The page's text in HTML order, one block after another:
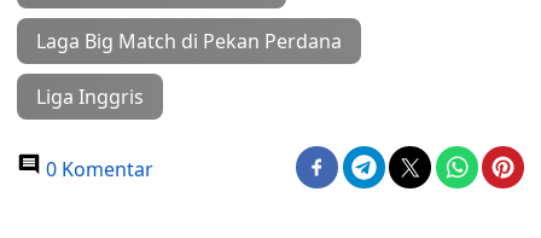
Laga Big Match di Pekan Perdana
Liga Inggris
0 Komentar